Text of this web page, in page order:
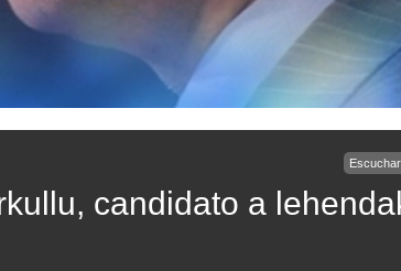
candidato a